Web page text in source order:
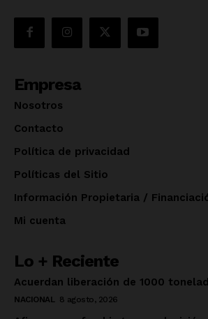
Empresa
Nosotros
Contacto
Política de privacidad
Políticas del Sitio
Información Propietaria /
Mi cuenta
Lo + Reciente
Acuerdan liberación de 1000
NACIONAL 8 agosto, 2026